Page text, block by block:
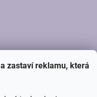
zastaví reklamu, která